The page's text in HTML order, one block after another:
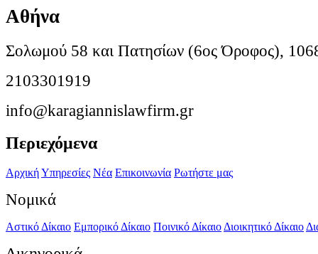
Αθήνα
Σολωμού 58 και Πατησίων (6ος Όροφος),
2103301919
info@karagiannislawfirm.gr
Περιεχόμενα
ΑρχικήΥπηρεσίες Νέα Επικοινωνία Ρωτήστε μας
Νομικά
Αστικό Δίκαιο Εμπορικό Δίκαιο Ποινικό Δίκαιο Διοικητικό Δίκαιο